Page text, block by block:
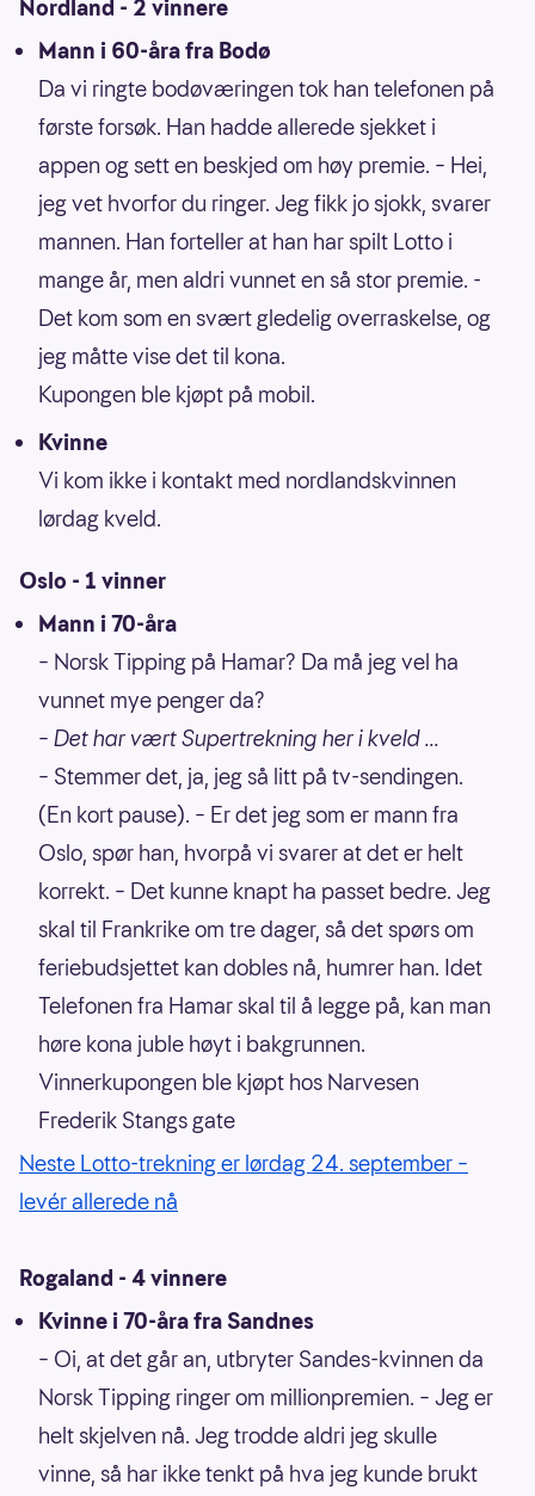
Nordland - 2 vinnere
Mann i 60-åra fra Bodø
Da vi ringte bodøværingen tok han telefonen på
første forsøk. Han hadde allerede sjekket i
appen og sett en beskjed om høy premie. – Hei,
jeg vet hvorfor du ringer. Jeg fikk jo sjokk, svarer
mannen. Han forteller at han har spilt Lotto i
mange år, men aldri vunnet en så stor premie. -
Det kom som en svært gledelig overraskelse, og
jeg måtte vise det til kona.
Kupongen ble kjøpt på mobil.
Kvinne
Vi kom ikke i kontakt med nordlandskvinnen
lørdag kveld.
Oslo - 1 vinner
Mann i 70-åra
– Norsk Tipping på Hamar? Da må jeg vel ha
vunnet mye penger da?
– Det har vært Supertrekning her i kveld ...
– Stemmer det, ja, jeg så litt på tv-sendingen.
(En kort pause). – Er det jeg som er mann fra
Oslo, spør han, hvorpå vi svarer at det er helt
korrekt. – Det kunne knapt ha passet bedre. Jeg
skal til Frankrike om tre dager, så det spørs om
feriebudsjettet kan dobles nå, humrer han. Idet
Telefonen fra Hamar skal til å legge på, kan man
høre kona juble høyt i bakgrunnen.
Vinnerkupongen ble kjøpt hos Narvesen
Frederik Stangs gate
Neste Lotto-trekning er lørdag 24. september –
levér allerede nå
Rogaland - 4 vinnere
Kvinne i 70-åra fra Sandnes
– Oi, at det går an, utbryter Sandes-kvinnen da
Norsk Tipping ringer om millionpremien. – Jeg er
helt skjelven nå. Jeg trodde aldri jeg skulle
vinne, så har ikke tenkt på hva jeg kunde brukt